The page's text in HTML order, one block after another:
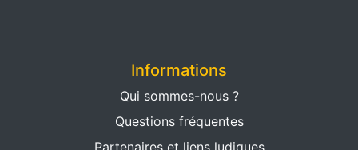
Informations
Qui sommes-nous ?
Questions fréquentes
Partenaires et liens ludiques